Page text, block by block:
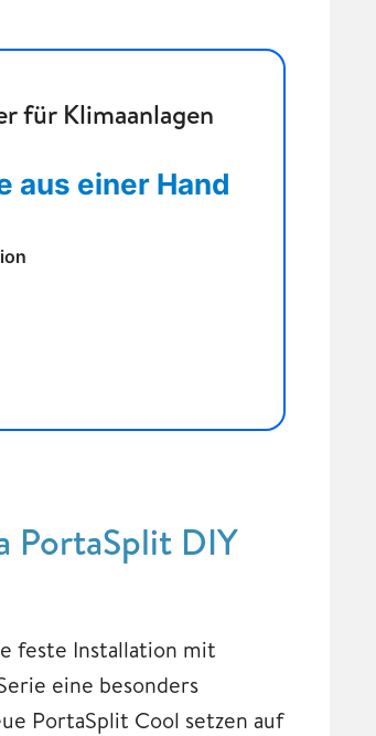
für Klimaanlagen
aus einer Hand
PortaSplit DIY
feste Installation mit
eine besonders
PortaSplit Cool setzen auf